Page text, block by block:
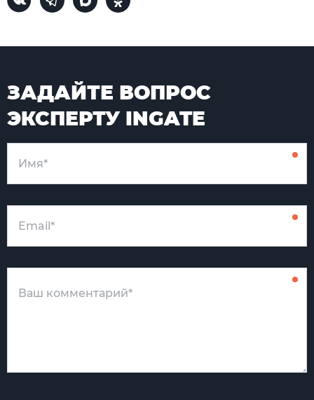
ЗАДАЙТЕ ВОПРОС
ЭКСПЕРТУ INGATE